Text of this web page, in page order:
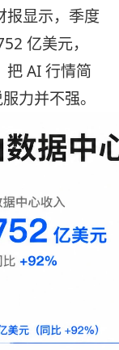
报显示，季度
亿美元，
把 AI 行情简
力并不强。